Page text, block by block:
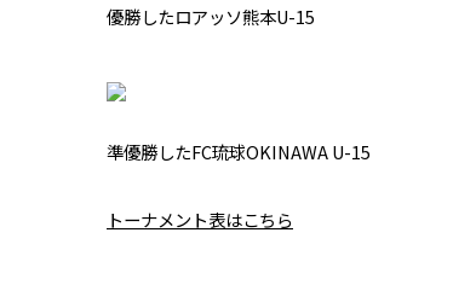
​優勝したロアッソ熊本U-15
​準優勝したFC琉球OKINAWA U-15
​トーナメント表はこちら